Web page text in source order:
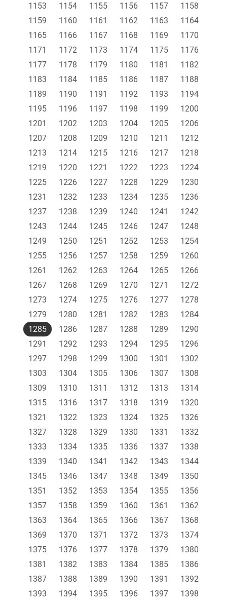
1153 1154 1155 1156 1157
1158
1159
1160 1161 1162 1163
1164
1165
1166 1167 1168 1169
1170
1171
1172 1173 1174 1175
1176
1177
1178 1179 1180 1181
1182
1183
1184 1185 1186 1187
1188
1189
1190 1191 1192 1193
1194
1195
1196 1197 1198 1199
1200
1201
1202 1203 1204 1205
1206
1207
1208 1209 1210 1211
1212
1213
1214 1215 1216 1217
1218
1219
1220 1221 1222 1223
1224
1225
1226 1227 1228 1229
1230
1231
1232 1233 1234 1235
1236
1237
1238 1239 1240 1241
1242
1243
1244 1245 1246 1247
1248
1249
1250 1251 1252 1253
1254
1255
1256 1257 1258 1259
1260
1261
1262 1263 1264 1265
1266
1267
1268 1269 1270 1271
1272
1273
1274 1275 1276 1277
1278
1279
1280 1281 1282 1283
1284
1285
1286 1287 1288 1289
1290
1291
1292 1293 1294 1295
1296
1297
1298 1299 1300 1301
1302
1303
1304 1305 1306 1307
1308
1309
1310 1311 1312 1313
1314
1315
1316 1317 1318 1319
1320
1321
1322 1323 1324 1325
1326
1327
1328 1329 1330 1331
1332
1333
1334 1335 1336 1337
1338
1339
1340 1341 1342 1343
1344
1345
1346 1347 1348 1349
1350
1351
1352 1353 1354 1355
1356
1357
1358 1359 1360 1361
1362
1363
1364 1365 1366 1367
1368
1369
1370 1371 1372 1373
1374
1375
1376 1377 1378 1379
1380
1381
1382 1383 1384 1385
1386
1387
1388 1389 1390 1391
1392
1393
1394 1395 1396 1397
1398